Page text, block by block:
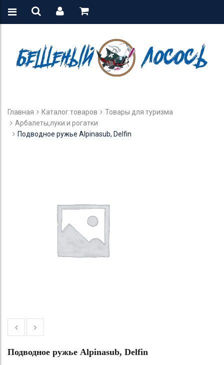
Главная Каталог товаров
Товары для туризма
Арбалеты,луки и рогатки
Подводное ружье Alpinasub, Delfin
Подводное ружье Alpinasub, Delfin